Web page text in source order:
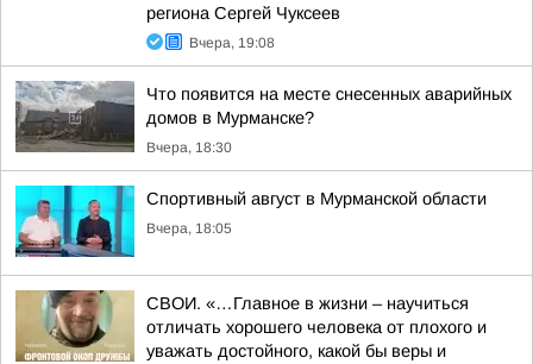
региона Сергей Чуксеев
Вчера, 19:08
Что появится на месте снесенных аварийных
домов в Мурманске?
Вчера, 18:30
Спортивный август в Мурманской области
Вчера, 18:05
СВОИ. «…Главное в жизни – научиться
отличать хорошего человека от плохого и
уважать достойного, какой бы веры и